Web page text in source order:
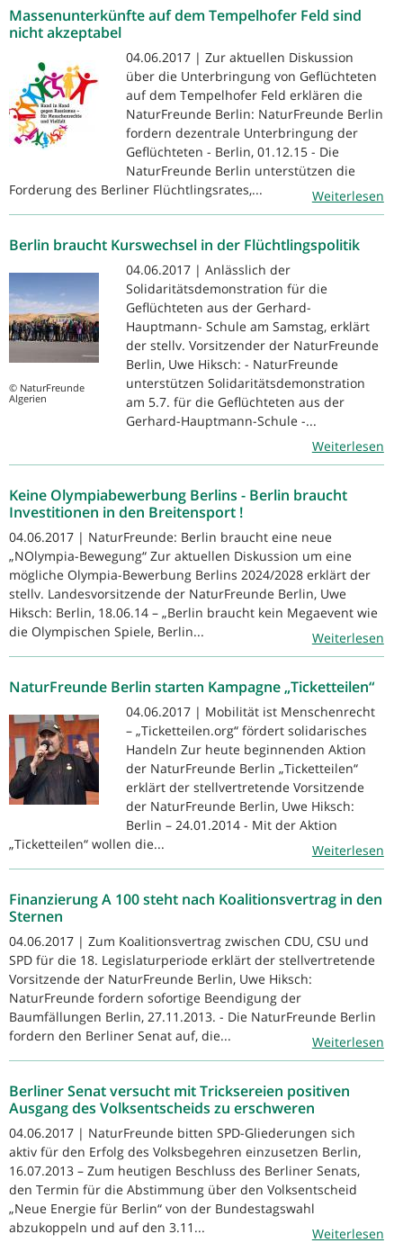
Massenunterkünfte auf dem Tempelhofer Feld sind
nicht akzeptabel
04.06.2017 | Zur aktuellen Diskussion
über die Unterbringung von Geflüchteten
auf dem Tempelhofer Feld erklären die
NaturFreunde Berlin: NaturFreunde Berlin
fordern dezentrale Unterbringung der
Geflüchteten - Berlin, 01.12.15 - Die
NaturFreunde Berlin unterstützen die
Forderung des Berliner Flüchtlingsrates,...
Weiterlesen
Berlin braucht Kurswechsel in der Flüchtlingspolitik
© NaturFreunde
Algerien
04.06.2017 | Anlässlich der
Solidaritätsdemonstration für die
Geflüchteten aus der Gerhard-
Hauptmann- Schule am Samstag, erklärt
der stellv. Vorsitzender der NaturFreunde
Berlin, Uwe Hiksch: - NaturFreunde
unterstützen Solidaritätsdemonstration
am 5.7. für die Geflüchteten aus der
Gerhard-Hauptmann-Schule -...
Weiterlesen
Keine Olympiabewerbung Berlins - Berlin braucht
Investitionen in den Breitensport !
04.06.2017 | NaturFreunde: Berlin braucht eine neue
„NOlympia-Bewegung“ Zur aktuellen Diskussion um eine
mögliche Olympia-Bewerbung Berlins 2024/2028 erklärt der
stellv. Landesvorsitzende der NaturFreunde Berlin, Uwe
Hiksch: Berlin, 18.06.14 – „Berlin braucht kein Megaevent wie
die Olympischen Spiele, Berlin...
Weiterlesen
NaturFreunde Berlin starten Kampagne „Ticketteilen“
04.06.2017 | Mobilität ist Menschenrecht
– „Ticketteilen.org“ fördert solidarisches
Handeln Zur heute beginnenden Aktion
der NaturFreunde Berlin „Ticketteilen“
erklärt der stellvertretende Vorsitzende
der NaturFreunde Berlin, Uwe Hiksch:
Berlin – 24.01.2014 - Mit der Aktion
„Ticketteilen“ wollen die...
Weiterlesen
Finanzierung A 100 steht nach Koalitionsvertrag in den
Sternen
04.06.2017 | Zum Koalitionsvertrag zwischen CDU, CSU und
SPD für die 18. Legislaturperiode erklärt der stellvertretende
Vorsitzende der NaturFreunde Berlin, Uwe Hiksch:
NaturFreunde fordern sofortige Beendigung der
Baumfällungen Berlin, 27.11.2013. - Die NaturFreunde Berlin
fordern den Berliner Senat auf, die...
Weiterlesen
Berliner Senat versucht mit Tricksereien positiven
Ausgang des Volksentscheids zu erschweren
04.06.2017 | NaturFreunde bitten SPD-Gliederungen sich
aktiv für den Erfolg des Volksbegehren einzusetzen Berlin,
16.07.2013 – Zum heutigen Beschluss des Berliner Senats,
den Termin für die Abstimmung über den Volksentscheid
„Neue Energie für Berlin“ von der Bundestagswahl
abzukoppeln und auf den 3.11...
Weiterlesen